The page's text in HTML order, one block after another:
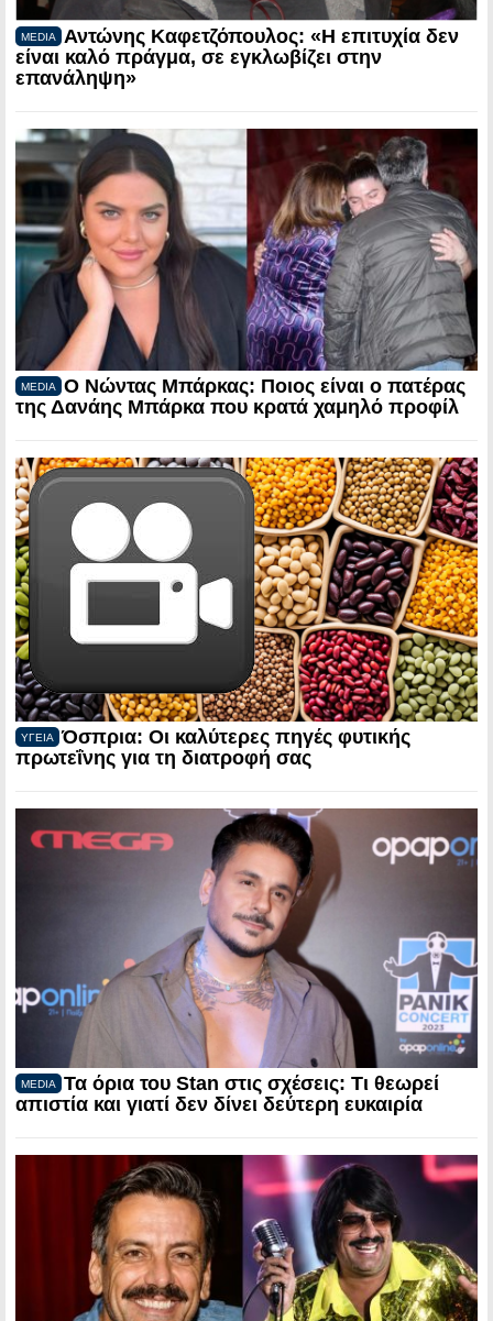
MEDIA
Αντώνης Καφετζόπουλος: «Η επιτυχία δεν
είναι καλό πράγμα, σε εγκλωβίζει στην
επανάληψη»
MEDIA
Ο Νώντας Μπάρκας: Ποιος είναι ο πατέρας
της Δανάης Μπάρκα που κρατά χαμηλό προφίλ
ΥΓΕΙΑ
Όσπρια: Οι καλύτερες πηγές φυτικής
πρωτεΐνης για τη διατροφή σας
MEDIA
Τα όρια του Stan στις σχέσεις: Τι θεωρεί
απιστία και γιατί δεν δίνει δεύτερη ευκαιρία